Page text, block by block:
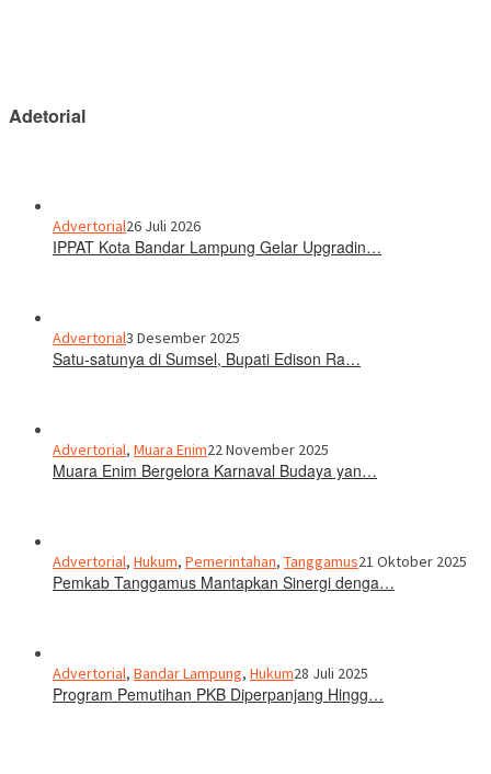
Adetorial
Advertorial26 Juli 2026
IPPAT Kota Bandar Lampung Gelar Upgradin…
Advertorial3 Desember 2025
Satu-satunya di Sumsel, Bupati Edison Ra…
Advertorial, Muara Enim22 November 2025
Muara Enim Bergelora Karnaval Budaya yan…
Advertorial, Hukum, Pemerintahan, Tanggamus21 Oktober 2025
Pemkab Tanggamus Mantapkan Sinergi denga…
Advertorial, Bandar Lampung, Hukum28 Juli 2025
Program Pemutihan PKB Diperpanjang Hingg…